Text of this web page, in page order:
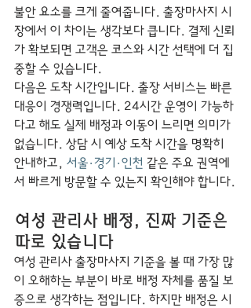
불안 요소를 크게 줄여줍니다. 출장마사지 시
장에서 이 차이는 생각보다 큽니다. 결제 신뢰
가 확보되면 고객은 코스와 시간 선택에 더 집
중할 수 있습니다.
다음은 도착 시간입니다. 출장 서비스는 빠른
대응이 경쟁력입니다. 24시간 운영이 가능하
다고 해도 실제 배정과 이동이 느리면 의미가
없습니다. 상담 시 예상 도착 시간을 명확히
안내하고, 서울·경기·인천 같은 주요 권역에
서 빠르게 방문할 수 있는지 확인해야 합니다.
여성 관리사 배정, 진짜 기준은
따로 있습니다
여성 관리사 출장마사지 기준을 볼 때 가장 많
이 오해하는 부분이 바로 배정 자체를 품질 보
증으로 생각하는 점입니다. 하지만 배정은 시